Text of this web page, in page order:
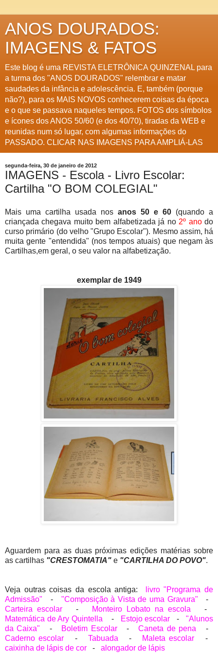
ANOS DOURADOS:
IMAGENS & FATOS
Este blog é uma REVISTA ELETRÔNICA QUINZENAL para
a turma dos "ANOS DOURADOS" relembrar e matar
saudades da infância e adolescência. E, também (porque
não?), para os MAIS NOVOS conhecerem coisas da época
e o que se passava naqueles tempos. FOTOS dos símbolos
e ícones dos ANOS 50/60 (e dos 40/70), tiradas da WEB e
reunidas num só lugar, com algumas informações do
PASSADO. CLICAR NAS IMAGENS PARA AMPLIÁ-LAS
segunda-feira, 30 de janeiro de 2012
IMAGENS - Escola - Livro Escolar:
Cartilha "O BOM COLEGIAL"
Mais uma cartilha usada nos anos 50 e 60 (quando a
criançada chegava muito bem alfabetizada já no 2º anodo
curso primário (do velho "Grupo Escolar"). Mesmo assim, há
muita gente "entendida" (nos tempos atuais) que negam às
Cartilhas,em geral, o seu valor na alfabetização.
exemplar de 1949
Aguardem para as duas próximas edições matérias sobre
as cartilhas "CRESTOMATIA" e "CARTILHA DO POVO".
Veja outras coisas da escola antiga:
livro "Programa de
Admissão"
- "Composição à Vista de uma Gravura" -
Carteira escolar - Monteiro Lobato na escola -
Matemática de Ary Quintella - Estojo escolar -"Alunos
da Caixa" - Boletim Escolar-Caneta de pena -
Caderno escolar - Tabuada - Maleta escolar -
caixinha de lápis de cor - alongador de lápis